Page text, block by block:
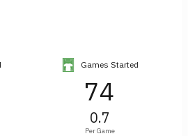
Games Started
74
0.7
Per Game